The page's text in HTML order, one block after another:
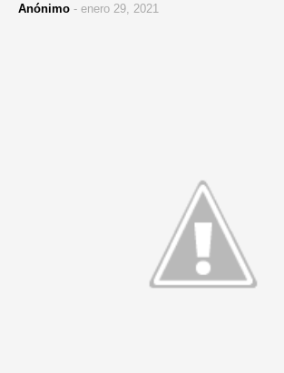
Anónimo - enero 29, 2021